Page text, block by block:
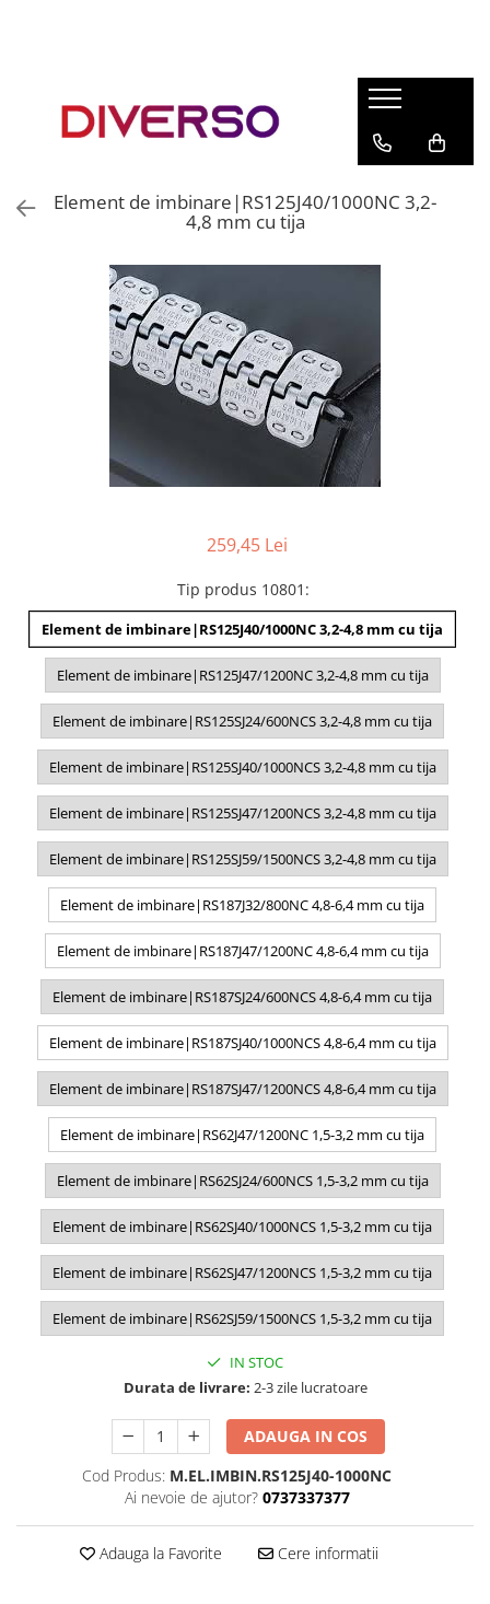
ASA
Element de imbinare|RS125J40/1000NC 3,2-
4,8 mm cu tija
259,45 Lei
Tip produs 10801 :
Element de imbinare|RS125J40/1000NC 3,2-4,8 mm cu tija
Element de imbinare|RS125J47/1200NC 3,2-4,8 mm cu tija
Element de imbinare|RS125SJ24/600NCS 3,2-4,8 mm cu tija
Element de imbinare|RS125SJ40/1000NCS 3,2-4,8 mm cu tija
Element de imbinare|RS125SJ47/1200NCS 3,2-4,8 mm cu tija
Element de imbinare|RS125SJ59/1500NCS 3,2-4,8 mm cu tija
Element de imbinare|RS187J32/800NC 4,8-6,4 mm cu tija
Element de imbinare|RS187J47/1200NC 4,8-6,4 mm cu tija
Element de imbinare|RS187SJ24/600NCS 4,8-6,4 mm cu tija
Element de imbinare|RS187SJ40/1000NCS 4,8-6,4 mm cu tija
Element de imbinare|RS187SJ47/1200NCS 4,8-6,4 mm cu tija
Element de imbinare|RS62J47/1200NC 1,5-3,2 mm cu tija
Element de imbinare|RS62SJ24/600NCS 1,5-3,2 mm cu tija
Element de imbinare|RS62SJ40/1000NCS 1,5-3,2 mm cu tija
Element de imbinare|RS62SJ47/1200NCS 1,5-3,2 mm cu tija
Element de imbinare|RS62SJ59/1500NCS 1,5-3,2 mm cu tija
IN STOC
Durata de livrare: 2-3 zile lucratoare
ADAUGA IN COS
Cod Produs: M.EL.IMBIN.RS125J40-1000NC
Ai nevoie de ajutor? 0737337377
Adauga la Favorite Cere informatii